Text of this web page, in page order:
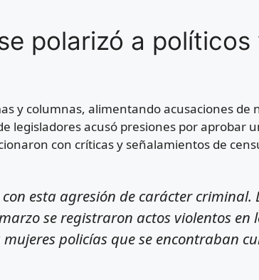
polarizó a políticos
y columnas, alimentando acusaciones de
legisladores acusó presiones por aprobar
con críticas y señalamientos de
esta agresión de carácter criminal.
se registraron actos violentos en
policías que se encontraban